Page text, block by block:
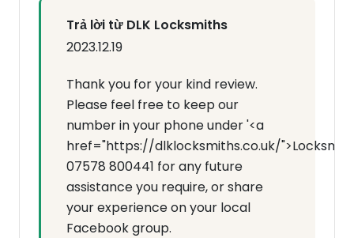
Trả lời từ DLK Locksmiths
2023.12.19
Thank you for your kind review.
Please feel free to keep our
number in your phone under '<a
href="https://dlklocksmiths.co.uk/
07578 800441 for any future
assistance you require, or share
your experience on your local
Facebook group.